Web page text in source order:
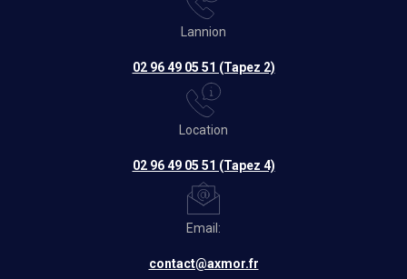
Lannion
02 96 49 05 51 (Tapez 2)
Location
02 96 49 05 51 (Tapez 4)
Email:
contact@axmor.fr